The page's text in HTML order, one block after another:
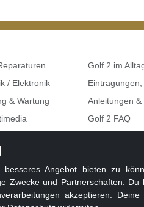
/ Elektronik
& Wartung
Golf 2 im
Eintragungen,
Anleitungen &
Golf 2 FAQ
Angebot bieten zu
Zwecke und Partnerschaften. Du
akzeptieren. Deine